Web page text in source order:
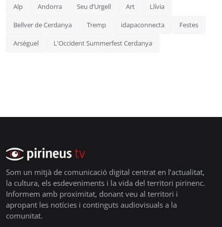
Alp Andorra Seu d’Urgell Art Llívia
Bellver de Cerdanya Tremp idapaconnecta Festes
Arsèguel L'Occident Summerfest Cerdanya
Som un mitjà de comunicació digital centrat en l’actualitat,
la cultura, els esdeveniments i la vida del territori pirinenc.
Informem amb proximitat, donant veu al territori i
apropant les notícies i continguts audiovisuals a la
comunitat.